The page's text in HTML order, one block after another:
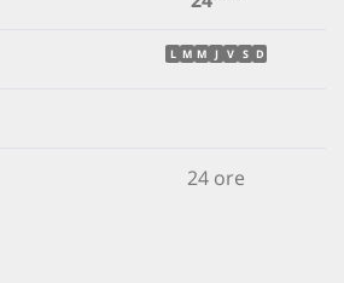
L M M J V S D
24 ore